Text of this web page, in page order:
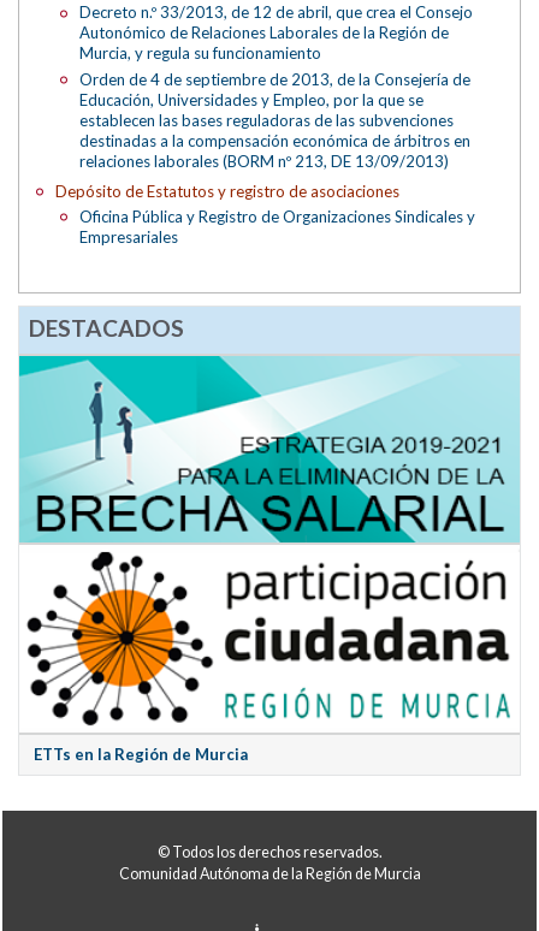
Decreto n.º 33/2013, de 12 de abril, que crea el Consejo
Autonómico de Relaciones Laborales de la Región de
Murcia, y regula su funcionamiento
Orden de 4 de septiembre de 2013, de la Consejería de
Educación, Universidades y Empleo, por la que se
establecen las bases reguladoras de las subvenciones
destinadas a la compensación económica de árbitros en
relaciones laborales (BORM nº 213, DE 13/09/2013)
Depósito de Estatutos y registro de asociaciones
Oficina Pública y Registro de Organizaciones Sindicales y
Empresariales
DESTACADOS
ETTs en la Región de Murcia
© Todos los derechos reservados.
Comunidad Autónoma de la Región de Murcia